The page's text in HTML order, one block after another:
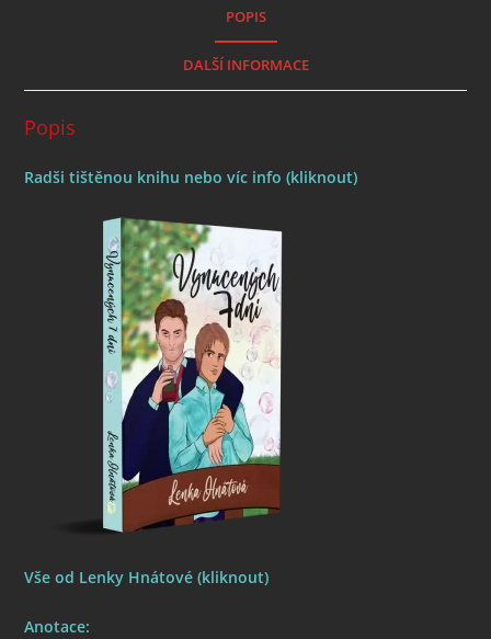
POPIS
DALŠÍ INFORMACE
Popis
Radši tištěnou knihu nebo víc info (kliknout)
Vše od Lenky Hnátové (kliknout)
Anotace: